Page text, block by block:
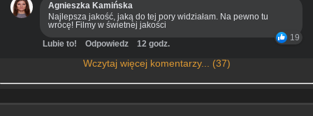
Agnieszka Kamińska
Najlepsza jakość, jaką do tej pory widziałam. Na pewno tu
wrócę! Filmy w świetnej jakości
19
Lubie to! Odpowiedz 12 godz.
Wczytaj więcej komentarzy... (37)